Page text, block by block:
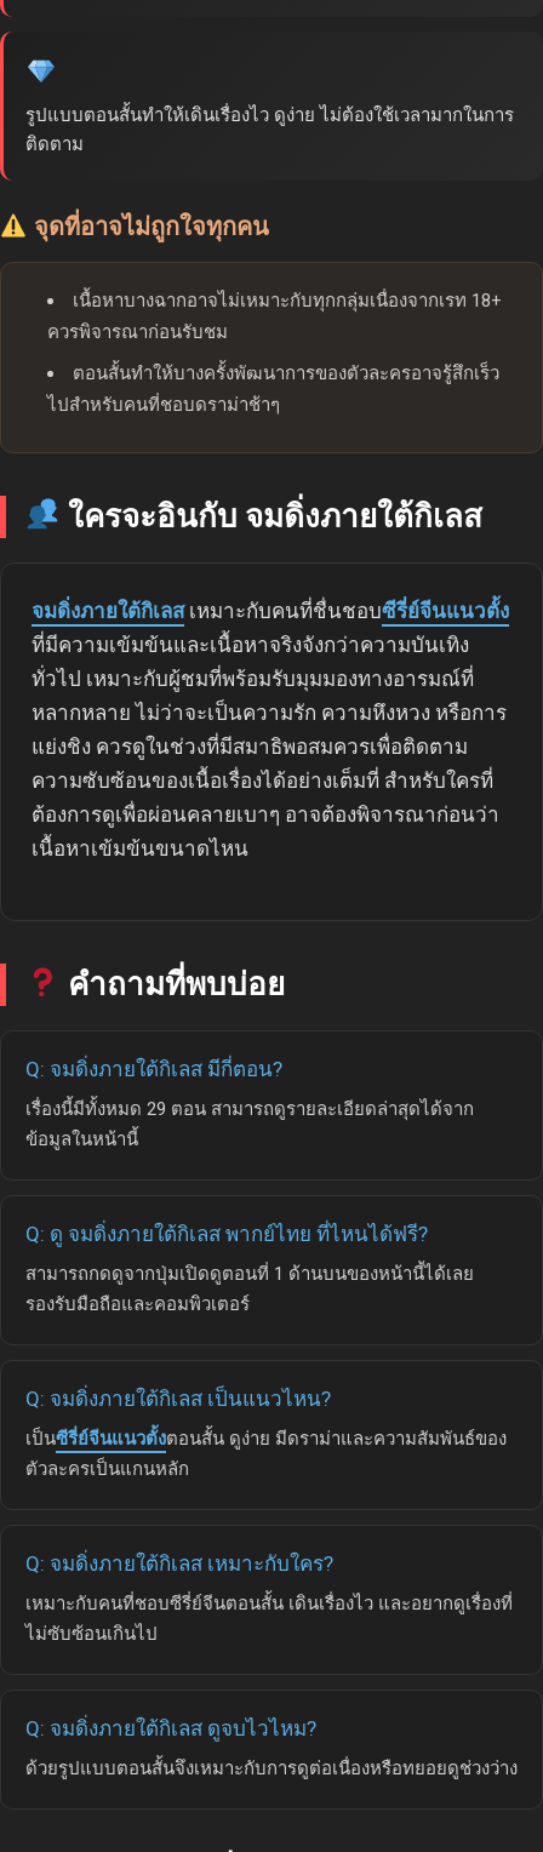
รูปแบบตอนสั้นทำให้เดินเรื่องไว ดูง่าย ไม่ต้องใช้เวลามากในการ
ติดตาม
จุดที่อาจไม่ถูกใจทุกคน
เนื้อหาบางฉากอาจไม่เหมาะกับทุกกลุ่มเนื่องจากเรท 18+
ควรพิจารณาก่อนรับชม
ตอนสั้นทำให้บางครั้งพัฒนาการของตัวละครอาจรู้สึกเร็ว
ไปสำหรับคนที่ชอบดราม่าช้าๆ
ใครจะอินกับ จมดิ่งภายใต้กิเลส
จมดิ่งภายใต้กิเลสเหมาะกับคนที่ชื่นชอบซีรี่ย์จีนแนวตั้ง
ที่มีความเข้มข้นและเนื้อหาจริงจังกว่าความบันเทิง
ทั่วไป เหมาะกับผู้ชมที่พร้อมรับมุมมองทางอารมณ์ที่
หลากหลาย ไม่ว่าจะเป็นความรัก ความหึงหวง หรือการ
แย่งชิง ควรดูในช่วงที่มีสมาธิพอสมควรเพื่อติดตาม
ความซับซ้อนของเนื้อเรื่องได้อย่างเต็มที่ สำหรับใครที่
ต้องการดูเพื่อผ่อนคลายเบาๆ อาจต้องพิจารณาก่อนว่า
เนื้อหาเข้มข้นขนาดไหน
คำถามที่พบบ่อย
Q: จมดิ่งภายใต้กิเลส มีกี่ตอน?
เรื่องนี้มีทั้งหมด 29 ตอน สามารถดูรายละเอียดล่าสุดได้จาก
ข้อมูลในหน้านี้
Q: ดู จมดิ่งภายใต้กิเลส พากย์ไทย ที่ไหนได้ฟรี?
สามารถกดดูจากปุ่มเปิดดูตอนที่ 1 ด้านบนของหน้านี้ได้เลย
รองรับมือถือและคอมพิวเตอร์
Q: จมดิ่งภายใต้กิเลส เป็นแนวไหน?
เป็นซีรี่ย์จีนแนวตั้งตอนสั้น ดูง่าย มีดราม่าและความสัมพันธ์ของ
ตัวละครเป็นแกนหลัก
Q: จมดิ่งภายใต้กิเลส เหมาะกับใคร?
เหมาะกับคนที่ชอบซีรี่ย์จีนตอนสั้น เดินเรื่องไว และอยากดูเรื่องที่
ไม่ซับซ้อนเกินไป
Q: จมดิ่งภายใต้กิเลส ดูจบไวไหม?
ด้วยรูปแบบตอนสั้นจึงเหมาะกับการดูต่อเนื่องหรือทยอยดูช่วงว่าง